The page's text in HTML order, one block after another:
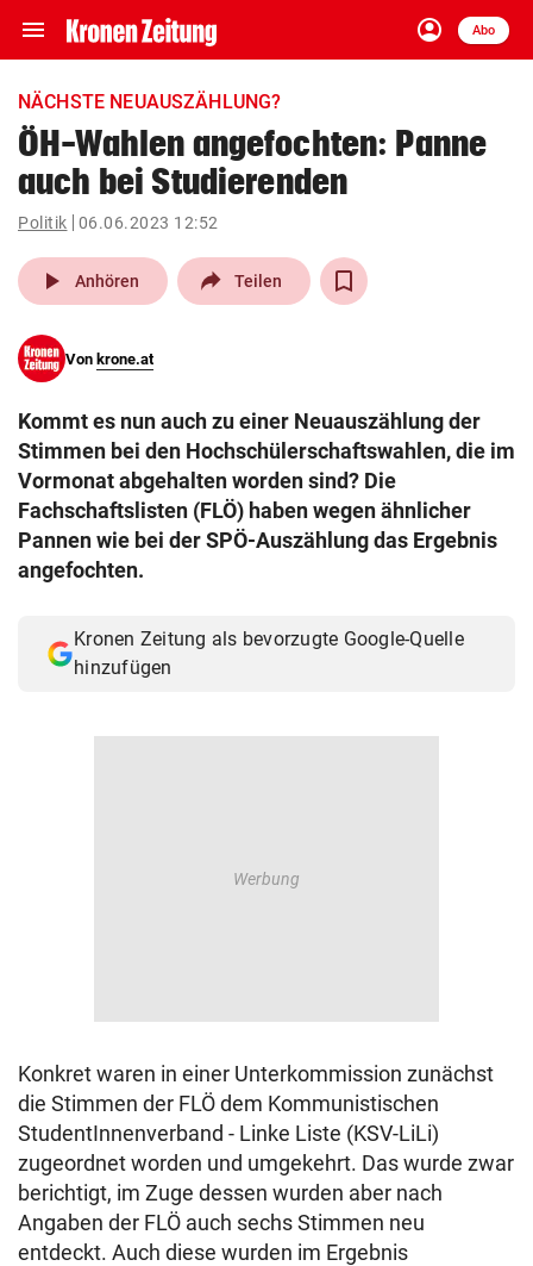
menu Navigation
ein-/ausklappen
account_circle
Anmelden
Abo
close Schließen
account_circle Anmelden
pin_drop
Wien arrow_right
search
eingeben
Muthgasse 2, 1190 Wien
NÄCHSTE NEUAUSZÄHLUNG?
ÖH-Wahlen angefochten: Panne
auch bei Studierenden
Politik 06.06.2023 12:52
play_arrow Anhören Teilen
Von krone.at
Kommt es nun auch zu einer Neuauszählung der
Stimmen bei den Hochschülerschaftswahlen, die im
Vormonat abgehalten worden sind? Die
Fachschaftslisten (FLÖ) haben wegen ähnlicher
Pannen wie bei der SPÖ-Auszählung das Ergebnis
angefochten.
Kronen Zeitung als bevorzugte Google-Quelle
hinzufügen
Konkret waren in einer Unterkommission zunächst
die Stimmen der FLÖ dem Kommunistischen
StudentInnenverband - Linke Liste (KSV-LiLi)
zugeordnet worden und umgekehrt. Das wurde zwar
berichtigt, im Zuge dessen wurden aber nach
Angaben der FLÖ auch sechs Stimmen neu
entdeckt. Auch diese wurden im Ergebnis